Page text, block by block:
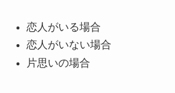
恋人がいる場合
恋人がいない場合
片思いの場合